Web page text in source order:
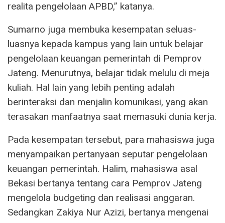
realita pengelolaan APBD,” katanya.
Sumarno juga membuka kesempatan seluas-
luasnya kepada kampus yang lain untuk belajar
pengelolaan keuangan pemerintah di Pemprov
Jateng. Menurutnya, belajar tidak melulu di meja
kuliah. Hal lain yang lebih penting adalah
berinteraksi dan menjalin komunikasi, yang akan
terasakan manfaatnya saat memasuki dunia kerja.
Pada kesempatan tersebut, para mahasiswa juga
menyampaikan pertanyaan seputar pengelolaan
keuangan pemerintah. Halim, mahasiswa asal
Bekasi bertanya tentang cara Pemprov Jateng
mengelola budgeting dan realisasi anggaran.
Sedangkan Zakiya Nur Azizi, bertanya mengenai